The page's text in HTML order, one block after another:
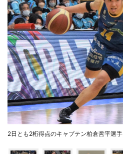
2日とも2桁得点のキャプテン柏倉哲平選手